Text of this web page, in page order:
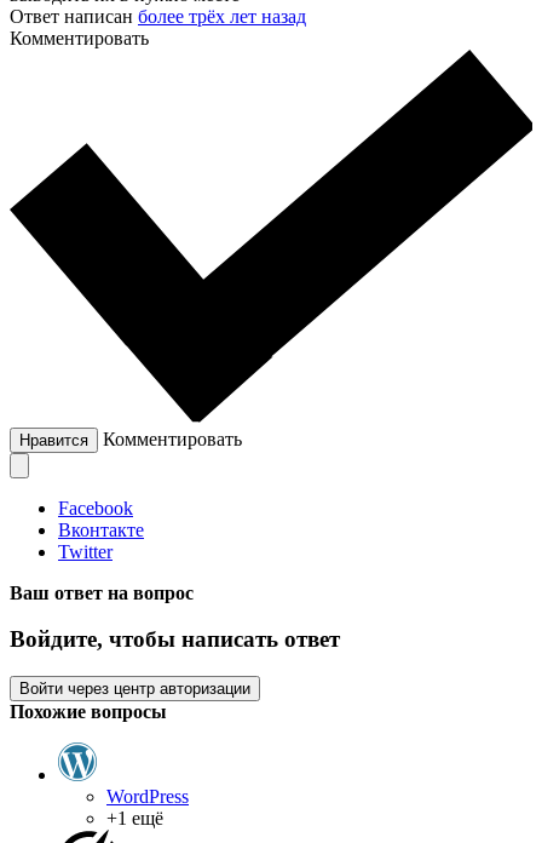
Ответ написан более трёх лет назад
Комментировать
Нравится Комментировать
Facebook
Вконтакте
Twitter
Ваш ответ на вопрос
Войдите, чтобы написать ответ
Войти через центр авторизации
Похожие вопросы
WordPress
+1 ещё